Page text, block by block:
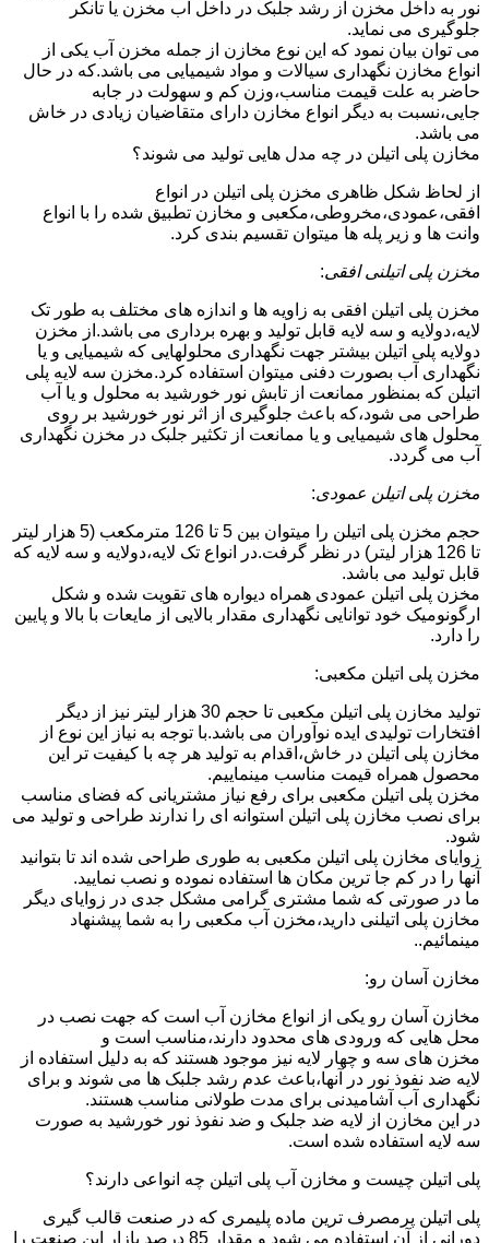
نور به داخل مخزن از رشد جلبک در داخل آب مخزن یا تانکر
جلوگیری می نماید.
می توان بیان نمود که این نوع مخازن از جمله مخزن آب یکی از
انواع مخازن نگهداری سیالات و مواد شیمیایی می باشد.که در حال
حاضر به علت قیمت مناسب،وزن کم و سهولت در جابه
جایی،نسبت به دیگر انواع مخازن دارای متقاضیان زیادی در خاش
می باشد.
مخازن پلی اتیلن در چه مدل هایی تولید می شوند؟
از لحاظ شکل ظاهری مخزن پلی اتیلن در انواع
افقی،عمودی،مخروطی،مکعبی و مخازن تطبیق شده را با انواع
وانت ها و زیر پله ها میتوان تقسیم بندی کرد.
مخزن پلی اتیلنی افقی:
مخزن پلی اتیلن افقی به زاویه ها و اندازه های مختلف به طور تک
لایه،دولایه و سه لایه قابل تولید و بهره برداری می باشد.از مخزن
دولایه پلی اتیلن بیشتر جهت نگهداری محلولهایی که شیمیایی و یا
نگهداری آب بصورت دفنی میتوان استفاده کرد.مخزن سه لایه پلی
اتیلن که بمنظور ممانعت از تابش نور خورشید به محلول و یا آب
طراحی می شود،که باعث جلوگیری از اثر نور خورشید بر روی
محلول های شیمیایی و یا ممانعت از تکثیر جلبک در مخزن نگهداری
آب می گردد.
مخزن پلی اتیلن عمودی:
حجم مخزن پلی اتیلن را میتوان بین 5 تا 126 مترمکعب (5 هزار لیتر
تا 126 هزار لیتر) در نظر گرفت.در انواع تک لایه،دولایه و سه لایه که
قابل تولید می باشد.
مخزن پلی اتیلن عمودی همراه دیواره های تقویت شده و شکل
ارگونومیک خود توانایی نگهداری مقدار بالایی از مایعات با بالا و پایین
را دارد.
مخزن پلی اتیلن مکعبی:
تولید مخازن پلی اتیلن مکعبی تا حجم 30 هزار لیتر نیز از دیگر
افتخارات تولیدی ایده نوآوران می باشد.با توجه به نیاز این نوع از
مخازن پلی اتیلن در خاش،اقدام به تولید هر چه با کیفیت تر این
محصول همراه قیمت مناسب مینماییم.
مخزن پلی اتیلن مکعبی برای رفع نیاز مشتریانی که فضای مناسب
برای نصب مخازن پلی اتیلن استوانه ای را ندارند طراحی و تولید می
شود.
زوایای مخازن پلی اتیلن مکعبی به طوری طراحی شده اند تا بتوانید
آنها را در کم جا ترین مکان ها استفاده نموده و نصب نمایید.
ما در صورتی که شما مشتری گرامی مشکل جدی در زوایای دیگر
مخازن پلی اتیلنی دارید،مخزن آب مکعبی را به شما پیشنهاد
مینمائیم..
مخازن آسان رو:
مخازن آسان رو یکی از انواع مخازن آب است که جهت نصب در
محل هایی که ورودی های محدود دارند،مناسب است و
مخزن های سه و چهار لایه نیز موجود هستند که به دلیل استفاده از
لایه ضد نفوذ نور در آنها،باعث عدم رشد جلبک ها می شوند و برای
نگهداری آب آشامیدنی برای مدت طولانی مناسب هستند.
در این مخازن از لایه ضد جلبک و ضد نفوذ نور خورشید به صورت
سه لایه استفاده شده است.
پلی اتیلن چیست و مخازن آب پلی اتیلن چه انواعی دارند؟
پلی اتیلن پرمصرف ترین ماده پلیمری که در صنعت قالب گیری
دورانی از آن استفاده می شود و مقدار 85 درصد بازار این صنعت را